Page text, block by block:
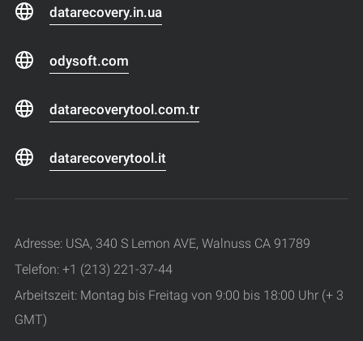
datarecovery.in.ua
odysoft.com
datarecoverytool.com.tr
datarecoverytool.it
Adresse: USA, 340 S Lemon AVE, Walnuss CA 91789
Telefon: +1 (213) 221-37-44
Arbeitszeit: Montag bis Freitag von 9:00 bis 18:00 Uhr (+ 3
GMT)